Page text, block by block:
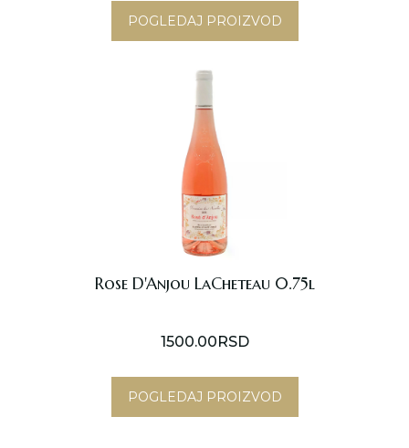
POGLEDAJ PROIZVOD
Rose D'Anjou LaCheteau 0.75l
1500.00RSD
POGLEDAJ PROIZVOD